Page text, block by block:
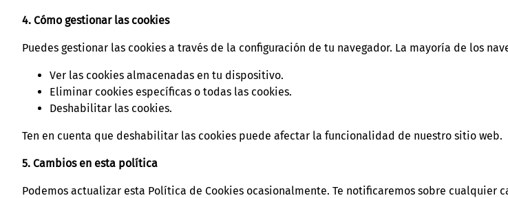
4. Cómo gestionar las cookies
Puedes gestionar las cookies a través de la configuración de tu navegador. La mayoría de los
Ver las cookies almacenadas en tu dispositivo.
Eliminar cookies específicas o todas las cookies.
Deshabilitar las cookies.
Ten en cuenta que deshabilitar las cookies puede afectar la funcionalidad de nuestro sitio web.
5. Cambios en esta política
Podemos actualizar esta Política de Cookies ocasionalmente. Te notificaremos sobre